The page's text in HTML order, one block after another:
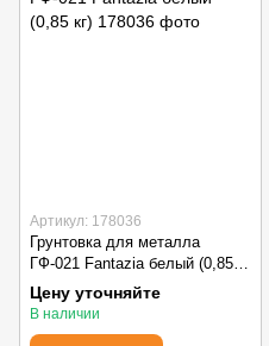
Артикул: 178036
Грунтовка для металла
ГФ-021 Fantazia белый (0,85
кг)
Цену уточняйте
В наличии